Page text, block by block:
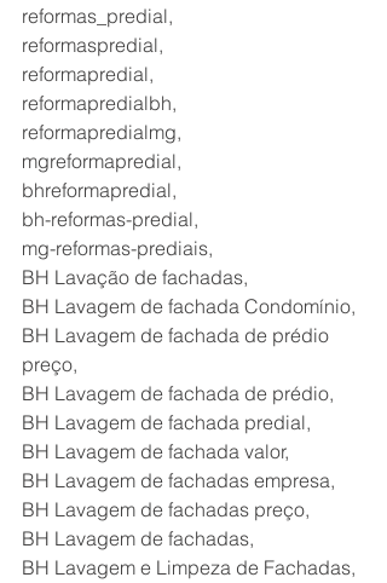
reformas_predial,
reformaspredial,
reformapredial,
reformapredialbh,
reformapredialmg,
mgreformapredial,
bhreformapredial,
bh-reformas-predial,
mg-reformas-prediais,
BH Lavação de fachadas,
BH Lavagem de fachada Condomínio,
BH Lavagem de fachada de prédio
preço,
BH Lavagem de fachada de prédio,
BH Lavagem de fachada predial,
BH Lavagem de fachada valor,
BH Lavagem de fachadas empresa,
BH Lavagem de fachadas preço,
BH Lavagem de fachadas,
BH Lavagem e Limpeza de Fachadas,